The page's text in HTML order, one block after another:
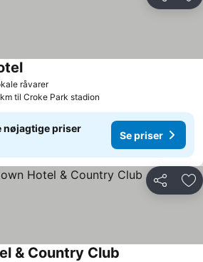
råvarer
km til Croke Park stadion
nøjagtige priser
Se priser
Del
& Country Club